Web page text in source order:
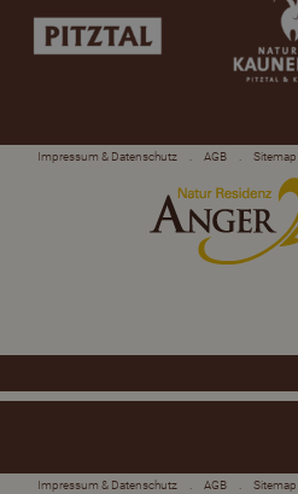
Impressum & Datenschutz AGB Sitemap
Impressum & Datenschutz AGB Sitemap